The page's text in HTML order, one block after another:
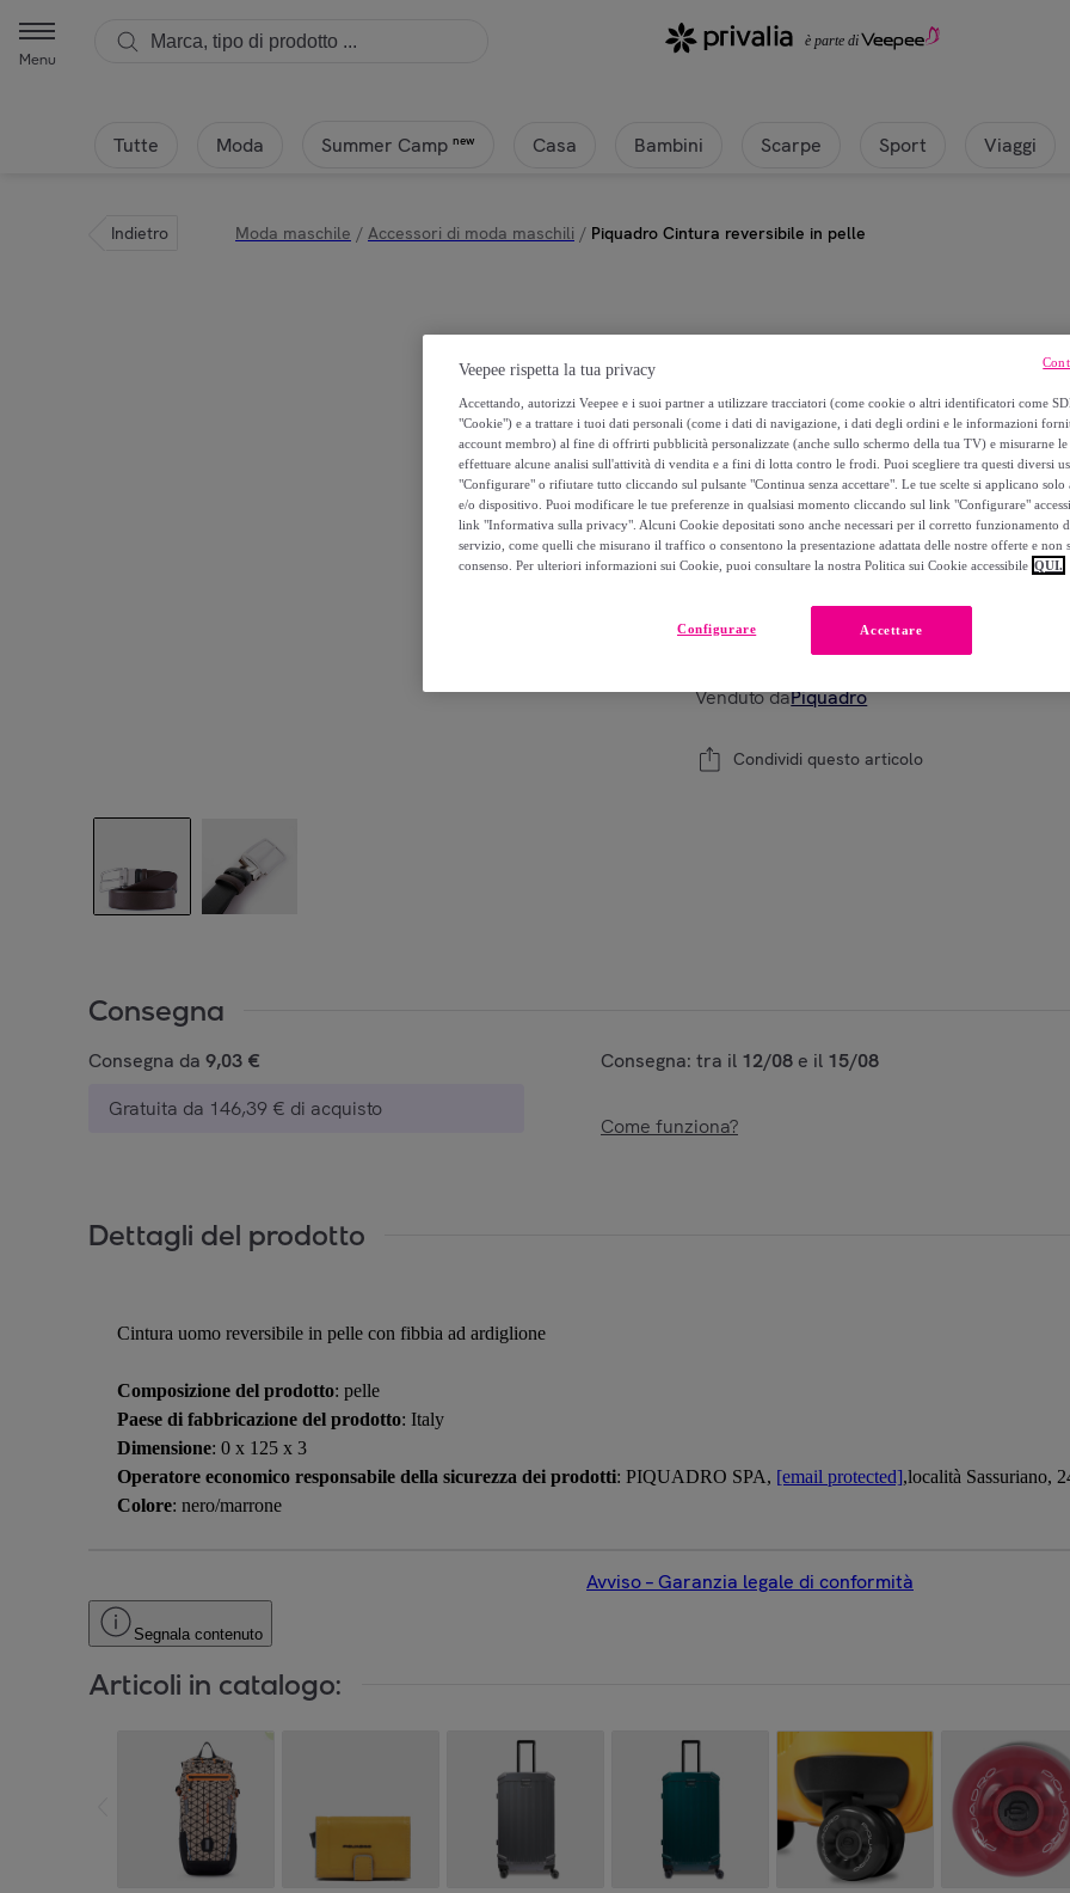
Menu
Tutte Moda Summer Camp new Casa Bambini Scarpe Sport Viaggi
Indietro Moda maschile / Accessori di moda maschili / Piquadro Cintura reversibile in pelle
Piquadro
Piquadro Cintura reversibile in
119,00 €
1 Aggiungi al carrello
Venduto daPiquadro
Condividi questo articolo
Consegna
Consegna da 9,03 €
Gratuita da 146,39 € di acquisto
Consegna: tra il 12/08 e il 15/08
Come funziona?
Dettagli del prodotto
Cintura uomo reversibile in pelle con fibbia ad ardiglione
Composizione del prodotto: pelle
Paese di fabbricazione del prodotto: Italy
Dimensione: 0 x 125 x 3
Operatore economico responsabile della sicurezza dei prodotti: PIQUADRO SPA, [email protected],località Sassuriano,
Colore: nero/marrone
Avviso – Garanzia legale di conformità
Segnala contenuto
Articoli in catalogo:
Veepee rispetta la tua privacy
Accettando, autorizzi Veepee e i suoi partner a utilizzare tracciatori (come cookie o altri identificatori come
"Cookie") e a trattare i tuoi dati personali (come i dati di navigazione, i dati degli ordini e le informazioni
account membro) al fine di offrirti pubblicità personalizzate (anche sullo schermo della tua TV) e misurarne le
effettuare alcune analisi sull'attività di vendita e a fini di lotta contro le frodi. Puoi scegliere tra questi diversi
"Configurare" o rifiutare tutto cliccando sul pulsante "Continua senza accettare". Le tue scelte si applicano solo
e/o dispositivo. Puoi modificare le tue preferenze in qualsiasi momento cliccando sul link "Configurare"
link "Informativa sulla privacy". Alcuni Cookie depositati sono anche necessari per il corretto funzionamento
servizio, come quelli che misurano il traffico o consentono la presentazione adattata delle nostre offerte e non
consenso. Per ulteriori informazioni sui Cookie, puoi consultare la nostra Politica sui Cookie accessibile QUI.
Accettare
Configurare